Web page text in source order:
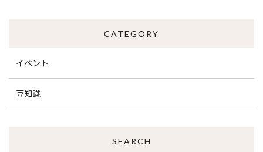
CATEGORY
イベント
豆知識
SEARCH